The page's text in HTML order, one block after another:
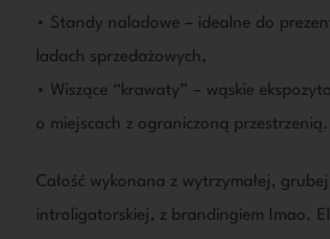
• Standy naladowe – idealne do
ladach sprzedażowych,
• Wiszące “krawaty” – wąskie
o miejscach z ograniczoną przestrzenią.
Całość wykonana z wytrzymałej,
introligatorskiej, z brandingiem Imao.